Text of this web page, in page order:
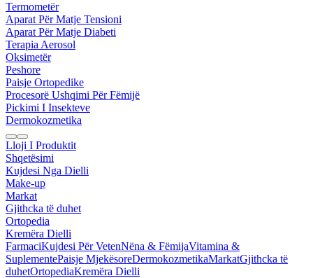
Termometër
Aparat Për Matje Tensioni
Aparat Për Matje Diabeti
Terapia Aerosol
Oksimetër
Peshore
Paisje Ortopedike
Procesorë Ushqimi Për Fëmijë
Pickimi I Insekteve
Dermokozmetika
Lloji I Produktit
Shqetësimi
Kujdesi Nga Dielli
Make-up
Markat
Gjithcka të duhet
Ortopedia
Kremëra Dielli
FarmaciKujdesi Për VetenNëna & FëmijaVitamina &
SuplementePaisje MjekësoreDermokozmetikaMarkatGjithcka të
duhetOrtopediaKremëra Dielli